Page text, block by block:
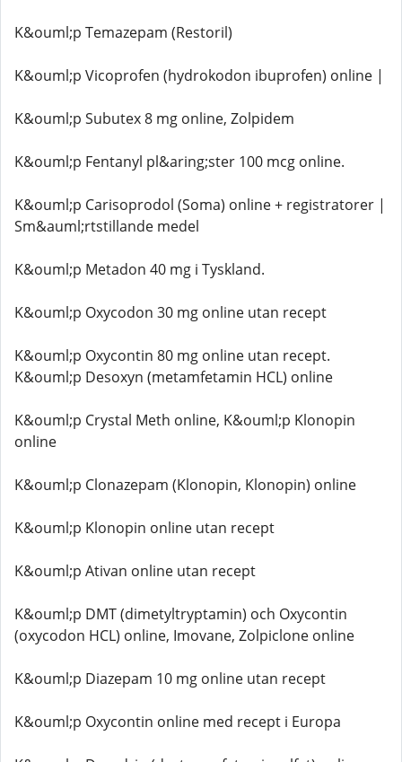
K&ouml;p Temazepam (Restoril)
K&ouml;p Vicoprofen (hydrokodon ibuprofen) online |
K&ouml;p Subutex 8 mg online, Zolpidem
K&ouml;p Fentanyl pl&aring;ster 100 mcg online.
K&ouml;p Carisoprodol (Soma) online + registratorer |
Sm&auml;rtstillande medel
K&ouml;p Metadon 40 mg i Tyskland.
K&ouml;p Oxycodon 30 mg online utan recept
K&ouml;p Oxycontin 80 mg online utan recept.
K&ouml;p Desoxyn (metamfetamin HCL) online
K&ouml;p Crystal Meth online, K&ouml;p Klonopin
online
K&ouml;p Clonazepam (Klonopin, Klonopin) online
K&ouml;p Klonopin online utan recept
K&ouml;p Ativan online utan recept
K&ouml;p DMT (dimetyltryptamin) och Oxycontin
(oxycodon HCL) online, Imovane, Zolpiclone online
K&ouml;p Diazepam 10 mg online utan recept
K&ouml;p Oxycontin online med recept i Europa